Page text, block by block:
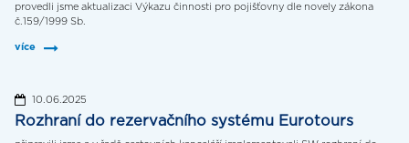
provedli jsme aktualizaci Výkazu činnosti pro pojišťovny dle novely zákona
č.159/1999 Sb.
více
10.06.2025
Rozhraní do rezervačního systému Eurotours